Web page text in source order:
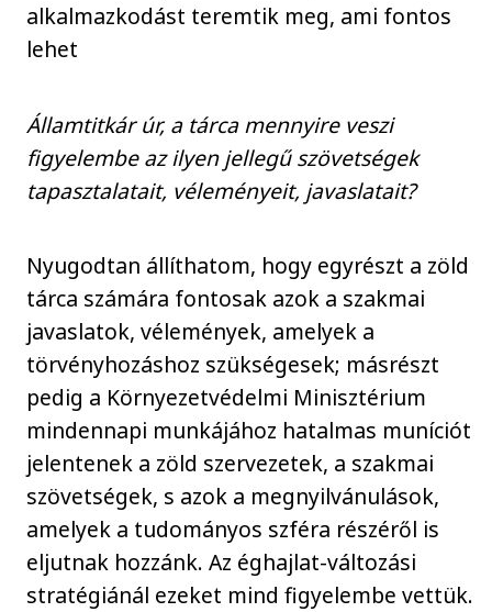
alkalmazkodást teremtik meg, ami fontos
lehet
Államtitkár úr, a tárca mennyire veszi
figyelembe az ilyen jellegű szövetségek
tapasztalatait, véleményeit, javaslatait?
Nyugodtan állíthatom, hogy egyrészt a zöld
tárca számára fontosak azok a szakmai
javaslatok, vélemények, amelyek a
törvényhozáshoz szükségesek; másrészt
pedig a Környezetvédelmi Minisztérium
mindennapi munkájához hatalmas muníciót
jelentenek a zöld szervezetek, a szakmai
szövetségek, s azok a megnyilvánulások,
amelyek a tudományos szféra részéről is
eljutnak hozzánk. Az éghajlat-változási
stratégiánál ezeket mind figyelembe vettük.